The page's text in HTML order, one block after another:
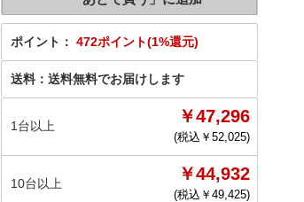
ポイント： 472ポイント(1%還元)
送料： 送料無料でお届けします
1台以上 ￥47,296
(税込￥ 52,025)
10台以上 ￥44,932
(税込￥ 49,425)